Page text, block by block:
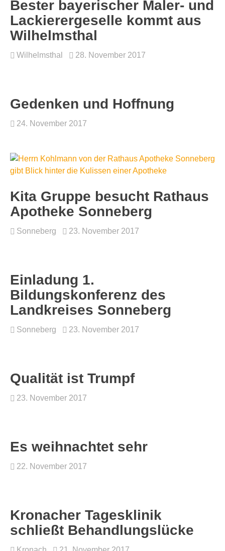
Bester bayerischer Maler- und
Lackierergeselle kommt aus
Wilhelmsthal
Wilhelmsthal 28. November 2017
Gedenken und Hoffnung
24. November 2017
Kita Gruppe besucht Rathaus
Apotheke Sonneberg
Sonneberg 23. November 2017
Einladung 1.
Bildungskonferenz des
Landkreises Sonneberg
Sonneberg 23. November 2017
Qualität ist Trumpf
23. November 2017
Es weihnachtet sehr
22. November 2017
Kronacher Tagesklinik
schließt Behandlungslücke